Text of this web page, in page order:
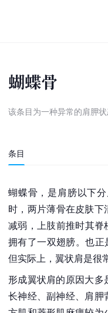
蝴蝶骨
该条目为一种异常的肩胛
条目
蝴蝶骨，是肩膀以下
时，两片薄骨在皮肤下
减弱，上肢前推时其
拥有了一双翅膀。也正
但实际上，翼状肩是很
形成翼状肩的原因大多
长神经、副神经、肩胛